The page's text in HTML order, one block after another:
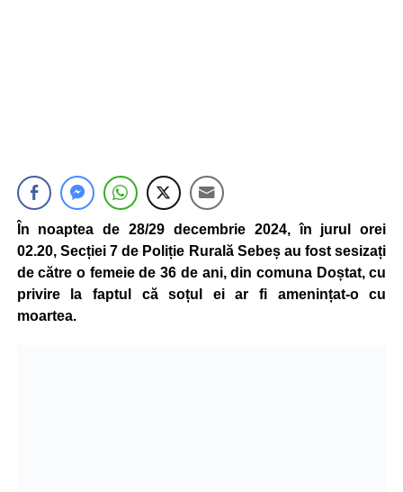
În noaptea de 28/29 decembrie 2024, în jurul orei
02.20, Secției 7 de Poliție Rurală Sebeș au fost sesizați
de către o femeie de 36 de ani, din comuna Doștat, cu
privire la faptul că soțul ei ar fi amenințat-o cu
moartea.